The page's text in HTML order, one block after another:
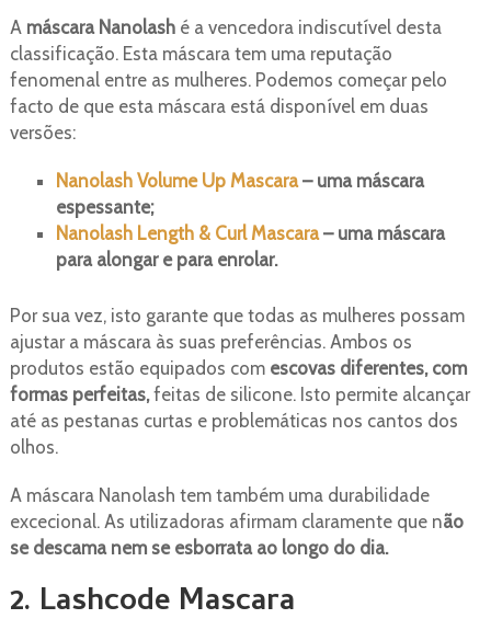
A máscara Nanolashé a vencedora indiscutível desta
classificação. Esta máscara tem uma reputação
fenomenal entre as mulheres. Podemos começar pelo
facto de que esta máscara está disponível em duas
versões:
Nanolash Volume Up Mascara– uma máscara
espessante;
Nanolash Length & Curl Mascara– uma máscara
para alongar e para enrolar.
Por sua vez, isto garante que todas as mulheres possam
ajustar a máscara às suas preferências. Ambos os
produtos estão equipados com escovas diferentes, com
formas perfeitas,feitas de silicone. Isto permite alcançar
até as pestanas curtas e problemáticas nos cantos dos
olhos.
A máscara Nanolash tem também uma durabilidade
excecional. As utilizadoras afirmam claramente que não
se descama nem se esborrata ao longo do dia.
2. Lashcode Mascara